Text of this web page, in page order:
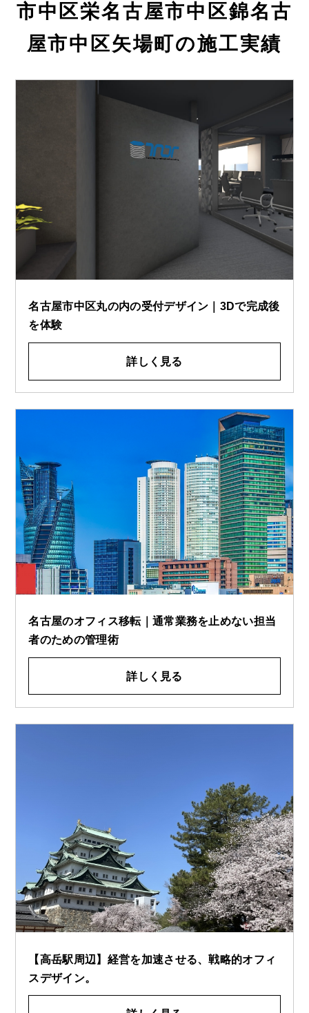
市中区栄名古屋市中区錦名古
屋市中区矢場町の施工実績
名古屋市中区丸の内の受付デザイン｜3Dで完成後
を体験
詳しく見る
名古屋のオフィス移転｜通常業務を止めない担当
者のための管理術
詳しく見る
【高岳駅周辺】経営を加速させる、戦略的オフィ
スデザイン。